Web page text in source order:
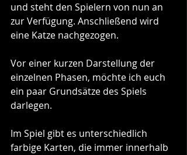
und steht den Spielern von nun an
zur Verfügung. Anschließend wird
eine Katze nachgezogen.
Vor einer kurzen Darstellung der
einzelnen Phasen, möchte ich euch
ein paar Grundsätze des Spiels
darlegen.
Im Spiel gibt es unterschiedlich
farbige Karten, die immer innerhalb